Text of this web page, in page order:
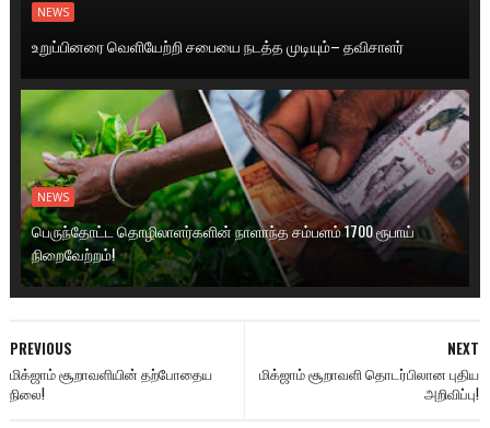
NEWS
உறுப்பினரை வெளியேற்றி சபையை நடத்த முடியும்– தவிசாளர்
NEWS
பெருந்தோட்ட தொழிலாளர்களின் நாளாந்த சம்பளம் 1700 ரூபாய்
நிறைவேற்றம்!
NEXT
மிக்ஜாம் சூறாவளி தொடர்பிலான புதிய
அறிவிப்பு!
PREVIOUS
மிக்ஜாம் சூறாவளியின் தற்போதைய
நிலை!